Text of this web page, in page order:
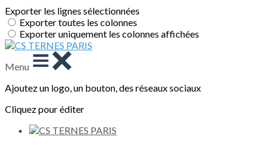
Exporter les lignes sélectionnées
Exporter toutes les colonnes
Exporter uniquement les colonnes affichées
Menu
Ajoutez un logo, un bouton, des réseaux sociaux
Cliquez pour éditer